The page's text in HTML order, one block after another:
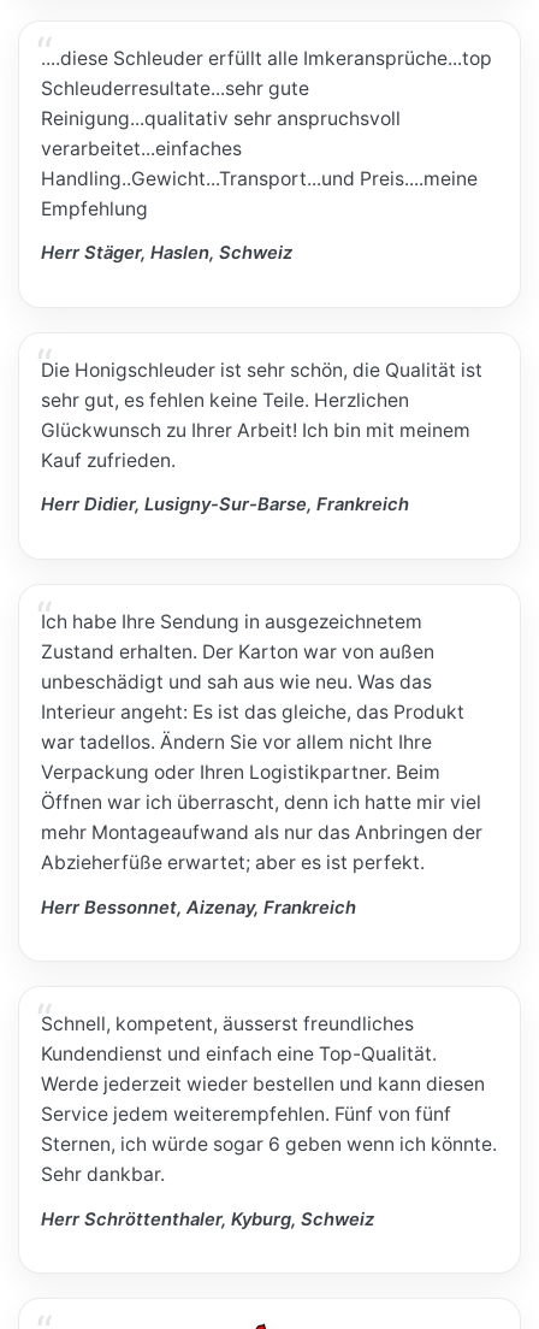
....diese Schleuder erfüllt alle Imkeransprüche...top
Schleuderresultate...sehr gute
Reinigung...qualitativ sehr anspruchsvoll
verarbeitet...einfaches
Handling..Gewicht...Transport...und Preis....meine
Empfehlung
Herr Stäger, Haslen, Schweiz
Die Honigschleuder ist sehr schön, die Qualität ist
sehr gut, es fehlen keine Teile. Herzlichen
Glückwunsch zu Ihrer Arbeit! Ich bin mit meinem
Kauf zufrieden.
Herr Didier, Lusigny-Sur-Barse, Frankreich
Ich habe Ihre Sendung in ausgezeichnetem
Zustand erhalten. Der Karton war von außen
unbeschädigt und sah aus wie neu. Was das
Interieur angeht: Es ist das gleiche, das Produkt
war tadellos. Ändern Sie vor allem nicht Ihre
Verpackung oder Ihren Logistikpartner. Beim
Öffnen war ich überrascht, denn ich hatte mir viel
mehr Montageaufwand als nur das Anbringen der
Abzieherfüße erwartet; aber es ist perfekt.
Herr Bessonnet, Aizenay, Frankreich
Schnell, kompetent, äusserst freundliches
Kundendienst und einfach eine Top-Qualität.
Werde jederzeit wieder bestellen und kann diesen
Service jedem weiterempfehlen. Fünf von fünf
Sternen, ich würde sogar 6 geben wenn ich könnte.
Sehr dankbar.
Herr Schröttenthaler, Kyburg, Schweiz